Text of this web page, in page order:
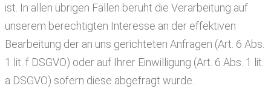
ist. In allen übrigen Fällen beruht die Verarbeitung auf
unserem berechtigten Interesse an der effektiven
Bearbeitung der an uns gerichteten Anfragen (Art. 6 Abs.
1 lit. f DSGVO) oder auf Ihrer Einwilligung (Art. 6 Abs. 1 lit.
a DSGVO) sofern diese abgefragt wurde.